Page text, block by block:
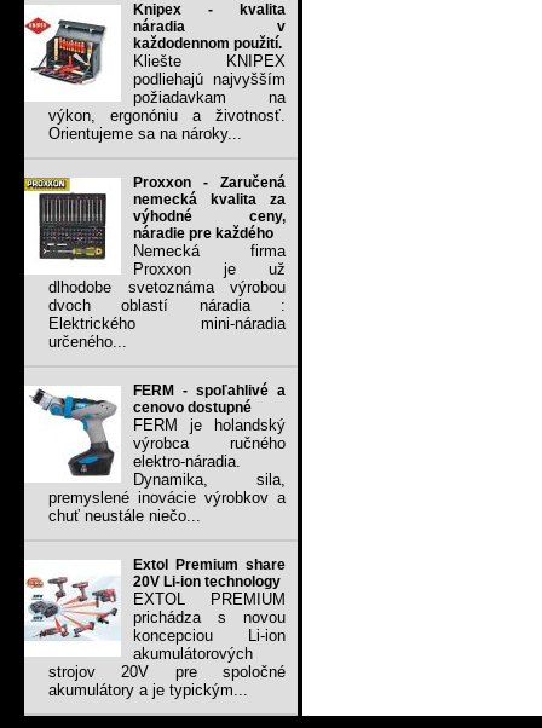
Knipex - kvalita
náradia v
každodennom použití.
Kliešte KNIPEX
podliehajú najvyšším
požiadavkam na
výkon, ergonóniu a životnosť.
Orientujeme sa na nároky...
Proxxon - Zaručená
nemecká kvalita za
výhodné ceny,
náradie pre každého
Nemecká firma
Proxxon je už
dlhodobe svetoznáma výrobou
dvoch oblastí náradia :
Elektrického mini-náradia
určeného...
FERM - spoľahlivé a
cenovo dostupné
FERM je holandský
výrobca ručného
elektro-náradia.
Dynamika, sila,
premyslené inovácie výrobkov a
chuť neustále niečo...
Extol Premium share
20V Li-ion technology
EXTOL PREMIUM
prichádza s novou
koncepciou Li-ion
akumulátorových
strojov 20V pre spoločné
akumulátory a je typickým...